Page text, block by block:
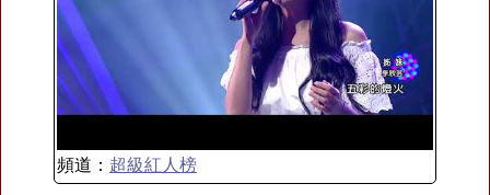
頻道： 超級紅人榜